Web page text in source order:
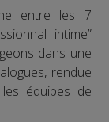
entre les 7
intime”
dans une
rendue
équipes de